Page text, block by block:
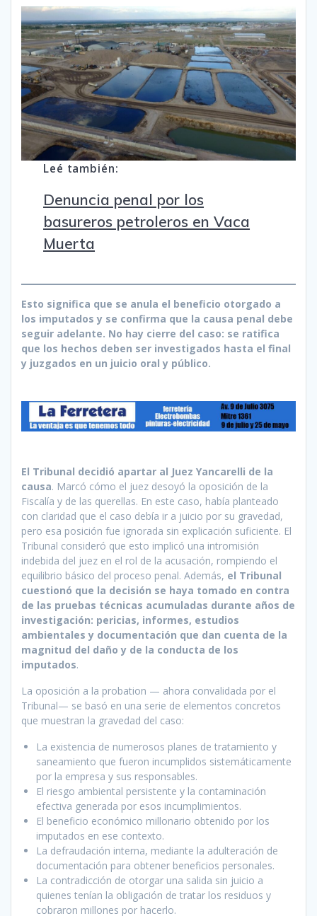
Leé también:
Denuncia penal por los
basureros petroleros en Vaca
Muerta
Esto significa que se anula el beneficio otorgado a
los imputados y se confirma que la causa penal debe
seguir adelante. No hay cierre del caso: se ratifica
que los hechos deben ser investigados hasta el final
y juzgados en un juicio oral y público.
El Tribunal decidió apartar al Juez Yancarelli de la
causa. Marcó cómo el juez desoyó la oposición de la
Fiscalía y de las querellas. En este caso, había planteado
con claridad que el caso debía ir a juicio por su gravedad,
pero esa posición fue ignorada sin explicación suficiente. El
Tribunal consideró que esto implicó una intromisión
indebida del juez en el rol de la acusación, rompiendo el
equilibrio básico del proceso penal. Además, el Tribunal
cuestionó que la decisión se haya tomado en contra
de las pruebas técnicas acumuladas durante años de
investigación: pericias, informes, estudios
ambientales y documentación que dan cuenta de la
magnitud del daño y de la conducta de los
imputados.
La oposición a la probation — ahora convalidada por el
Tribunal— se basó en una serie de elementos concretos
que muestran la gravedad del caso:
La existencia de numerosos planes de tratamiento y
saneamiento que fueron incumplidos sistemáticamente
por la empresa y sus responsables.
El riesgo ambiental persistente y la contaminación
efectiva generada por esos incumplimientos.
El beneficio económico millonario obtenido por los
imputados en ese contexto.
La defraudación interna, mediante la adulteración de
documentación para obtener beneficios personales.
La contradicción de otorgar una salida sin juicio a
quienes tenían la obligación de tratar los residuos y
cobraron millones por hacerlo.